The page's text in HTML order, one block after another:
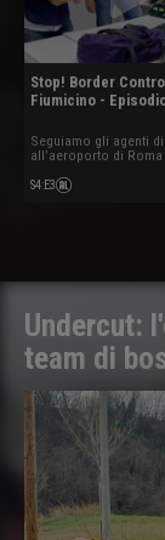
Stop! Border
Fiumicino -
Seguiamo gli agenti
all’aeroporto di
documenti irregolari,
S4:E3
Undercut:
team di